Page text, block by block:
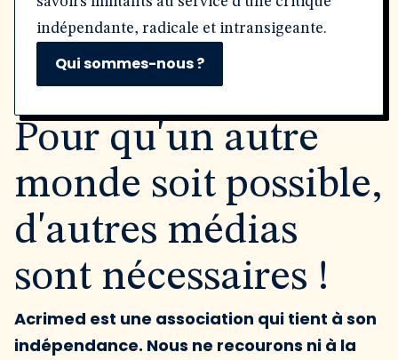
indépendante, radicale et intransigeante.
Qui sommes-nous ?
Pour qu'un autre
monde soit possible,
d'autres médias
sont nécessaires !
Acrimed est une association qui tient à son
indépendance. Nous ne recourons ni à la